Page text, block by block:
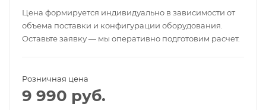
Цена формируется индивидуально в зависимости от
объема поставки и конфигурации оборудования.
Оставьте заявку — мы оперативно подготовим расчет.
Розничная цена
9 990 руб.